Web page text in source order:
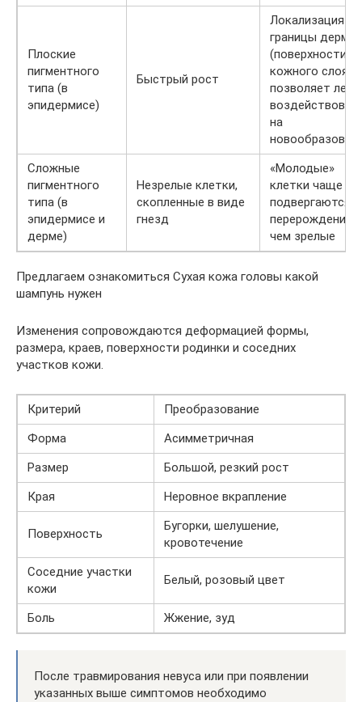
Плоские
пигментного
типа (в
эпидермисе)
Быстрый рост
Локализация у
границы дермы
(поверхности
кожного слоя)
позволяет
на
Сложные
пигментного
типа (в
эпидермисе и
дерме)
Незрелые клетки,
скопленные в виде
гнезд
«Молодые»
клетки чаще
подвергаются
перерождению,
чем зрелые
Предлагаем ознакомиться Сухая кожа головы какой
шампунь нужен
Изменения сопровождаются деформацией формы,
размера, краев, поверхности родинки и соседних
участков кожи.
Критерий
Преобразование
Форма
Асимметричная
Размер
Большой, резкий рост
Края
Неровное вкрапление
Поверхность
Бугорки, шелушение,
кровотечение
Соседние участки
кожи
Белый, розовый цвет
Боль Жжение, зуд
После травмирования невуса или при появлении
указанных выше симптомов необходимо